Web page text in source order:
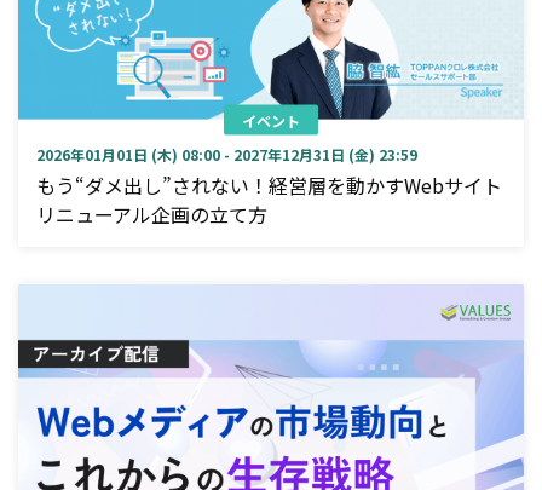
イベント
2026年01月01日 (木) 08:00 - 2027年12月31日 (金) 23:59
もう“ダメ出し”されない！経営層を動かすWebサイト
リニューアル企画の立て方